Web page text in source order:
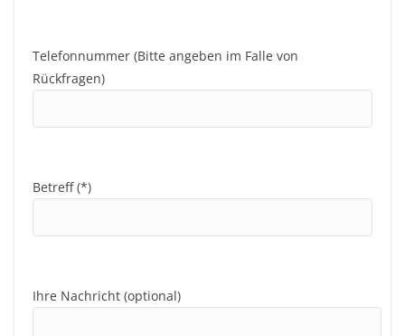
Telefonnummer (Bitte angeben im Falle von
Rückfragen)
Betreff (*)
Ihre Nachricht (optional)